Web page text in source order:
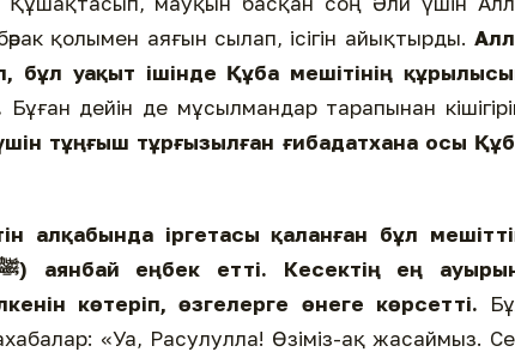
қолымен аяғын сылап, ісігін айықтырды.
уақыт ішінде Құба мешітінің
Бұған дейін де мұсылмандар тарапынан
тұңғыш тұрғызылған ғибадатхана осы
алқабында іргетасы қаланған бұл
) аянбай еңбек етті. Кесектің ең
көтеріп, өзгелерге өнеге көрсетті.
«Уа, Расулулла! Өзіміз-ақ жасаймыз.